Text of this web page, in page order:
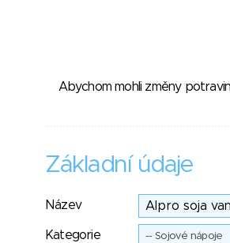
Abychom mohli změny
Základní údaje
Název
Kategorie -- Sojové nápoje